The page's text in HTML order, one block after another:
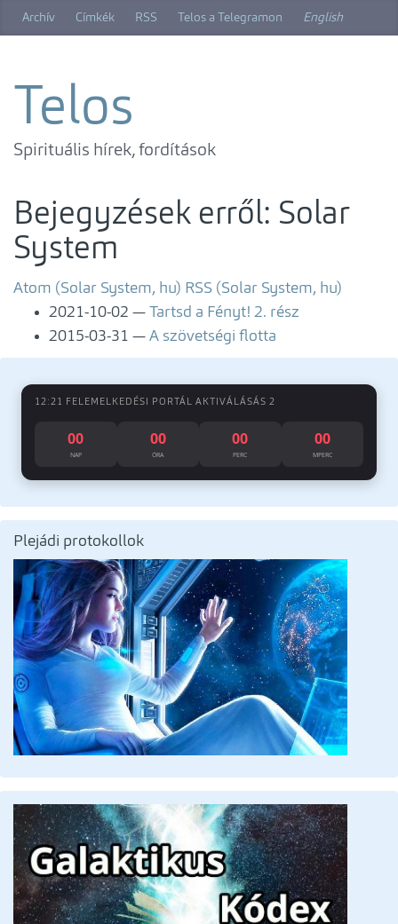
Archív Címkék RSS Telos a Telegramon English
Telos
Spirituális hírek, fordítások
Bejegyzések erről: Solar
System
Atom (Solar System, hu) RSS (Solar System, hu)
2021-10-02
Tartsd a Fényt! 2. rész
2015-03-31
A szövetségi flotta
12:21 FELEMELKEDÉSI PORTÁL AKTIVÁLÁSÁS 2
00
NAP
00
ÓRA
00
PERC
00
MPERC
Plejádi protokollok